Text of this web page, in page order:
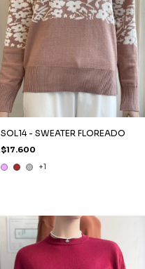
SOL14 - SWEATER FLOREADO
$17.600
+1